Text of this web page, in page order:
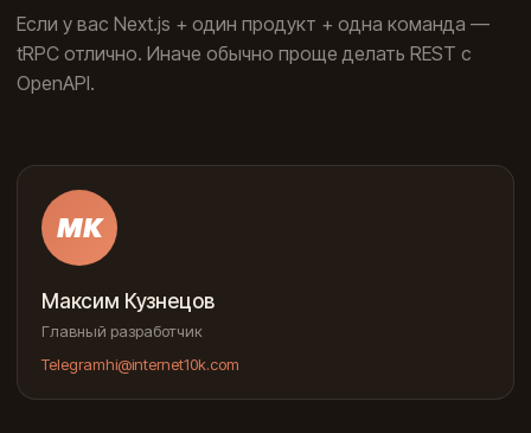
Если у вас Next.js + один продукт + одна команда —
tRPC отлично. Иначе обычно проще делать REST с
OpenAPI.
МК
Максим Кузнецов
Главный разработчик
Telegramhi@internet10k.com